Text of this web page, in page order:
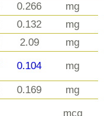
0.266
mg
0.132
mg
2.09
mg
0.104 mg
0.169
mg
mcg